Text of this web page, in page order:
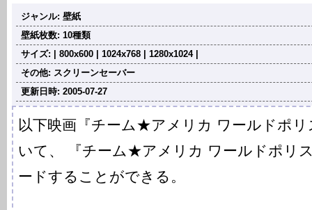
ジャンル: 壁紙
壁紙枚数: 10種類
サイズ: | 800x600 | 1024x768 | 1280x1024 |
その他: スクリーンセーバー
更新日時: 2005-07-27
以下映画『チーム★アメリカ ワールドポ
いて、 『チーム★アメリカ ワールドポリ
ードすることができる。